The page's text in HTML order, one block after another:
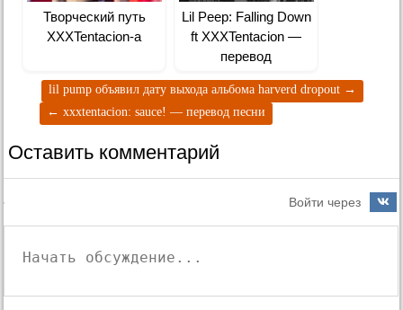
Творческий путь
XXXTentacion-а
Lil Peep: Falling Down
ft XXXTentacion —
перевод
lil pump объявил дату выхода альбома harverd dropout →
← xxxtentacion: sauce! — перевод песни
Оставить комментарий
Войти через